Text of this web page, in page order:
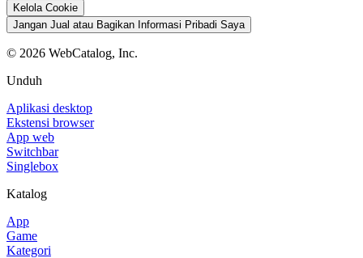
Kelola Cookie
Jangan Jual atau Bagikan Informasi Pribadi Saya
© 2026 WebCatalog, Inc.
Unduh
Aplikasi desktop
Ekstensi browser
App web
Switchbar
Singlebox
Katalog
App
Game
Kategori